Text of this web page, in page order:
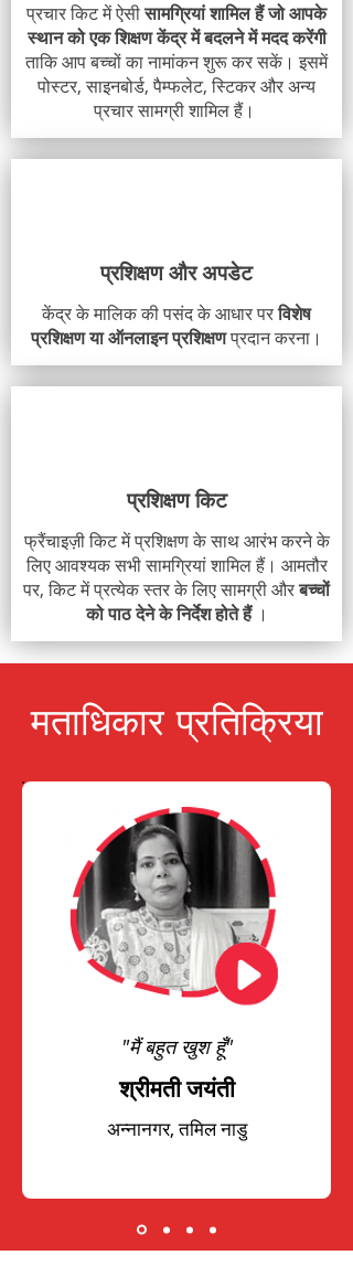
प्रचार किट में ऐसीसामग्रियां शामिल हैं जो आपके
स्थान को एक शिक्षण केंद्र में बदलने में मदद करेंगी
ताकि आप बच्चों का नामांकन शुरू कर सकें। इसमें
पोस्टर, साइनबोर्ड, पैम्फलेट, स्टिकर और अन्य
प्रचार सामग्री शामिल हैं।
प्रशिक्षण और अपडेट
केंद्र के मालिक की पसंद के आधार परविशेष
प्रशिक्षण या ऑनलाइन प्रशिक्षणप्रदान करना।
प्रशिक्षण किट
फ्रैंचाइज़ी किट में प्रशिक्षण के साथ आरंभ करने के
लिए आवश्यक सभी सामग्रियां शामिल हैं। आमतौर
पर, किट में प्रत्येक स्तर के लिए सामग्री औरबच्चों
को पाठ देने के निर्देश होते हैं।
मताधिकार प्रतिक्रिया
"मैं बहुत खुश हूँ"
श्रीमती जयंती
अन्नानगर, तमिल नाडु